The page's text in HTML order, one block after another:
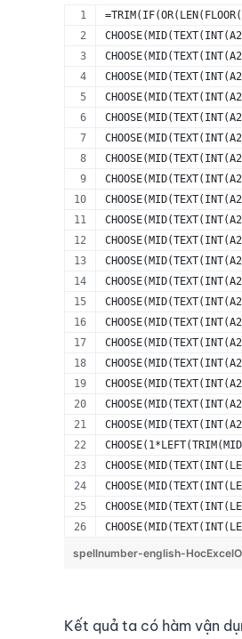
spellnumber-english-
Kết quả ta có hàm vận